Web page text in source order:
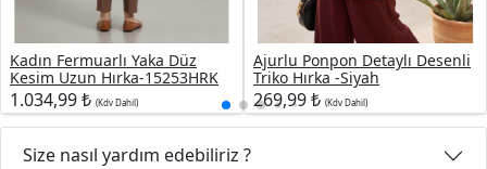
Kadın Fermuarlı Yaka Düz
Kesim Uzun Hırka-15253HRK
1.034,99 ₺ (Kdv Dahil)
Ajurlu Ponpon Detaylı Desenli
Triko Hırka -Siyah
269,99 ₺ (Kdv Dahil)
Size nasıl yardım edebiliriz ?